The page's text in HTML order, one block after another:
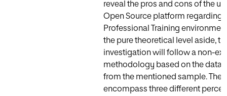
reveal the pros and cons of the
Open Source platform regarding
Professional Training
the pure theoretical level aside,
investigation will follow a non-
methodology based on the data
from the mentioned sample.
encompass three different